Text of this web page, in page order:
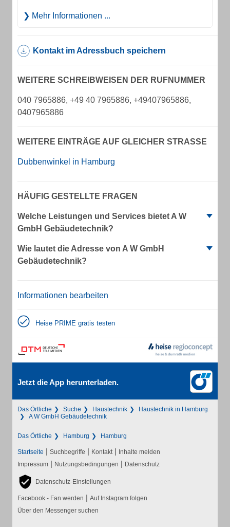
Mehr Informationen ...
Kontakt im Adressbuch speichern
WEITERE SCHREIBWEISEN DER RUFNUMMER
040 7965886, +49 40 7965886, +49407965886,
0407965886
WEITERE EINTRÄGE AUF GLEICHER STRASSE
Dubbenwinkel in Hamburg
HÄUFIG GESTELLTE FRAGEN
Welche Leistungen und Services bietet A W
GmbH Gebäudetechnik?
Wie lautet die Adresse von A W GmbH
Gebäudetechnik?
Informationen bearbeiten
Heise PRIME gratis testen
Jetzt die App herunterladen.
Das Örtliche Suche Haustechnik
Haustechnik in Hamburg
A W GmbH Gebäudetechnik
Das Örtliche Hamburg Hamburg
Startseite | Suchbegriffe | Kontakt | Inhalte melden
Impressum | Nutzungsbedingungen | Datenschutz
Datenschutz-Einstellungen
Facebook - Fan werden | Auf Instagram folgen
Über den Messenger suchen